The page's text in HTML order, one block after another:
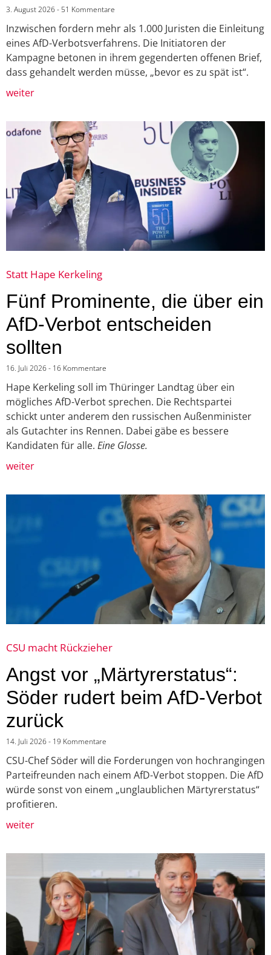
3. August 2026 51 Kommentare
Inzwischen fordern mehr als 1.000 Juristen die Einleitung
eines AfD-Verbotsverfahrens. Die Initiatoren der
Kampagne betonen in ihrem gegenderten offenen Brief,
dass gehandelt werden müsse, „bevor es zu spät ist“.
weiter
Statt Hape Kerkeling
Fünf Prominente, die über ein
AfD-Verbot entscheiden
sollten
16. Juli 2026 16 Kommentare
Hape Kerkeling soll im Thüringer Landtag über ein
mögliches AfD-Verbot sprechen. Die Rechtspartei
schickt unter anderem den russischen Außenminister
als Gutachter ins Rennen. Dabei gäbe es bessere
Kandidaten für alle. Eine Glosse.
weiter
CSU macht Rückzieher
Angst vor „Märtyrerstatus“:
Söder rudert beim AfD-Verbot
zurück
14. Juli 2026 19 Kommentare
CSU-Chef Söder will die Forderungen von hochrangingen
Parteifreunden nach einem AfD-Verbot stoppen. Die AfD
würde sonst von einem „unglaublichen Märtyrerstatus“
profitieren.
weiter